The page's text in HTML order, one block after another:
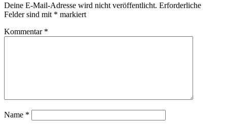
Deine E-Mail-Adresse wird nicht veröffentlicht. Erforderliche
Felder sind mit * markiert
Kommentar *
Name *